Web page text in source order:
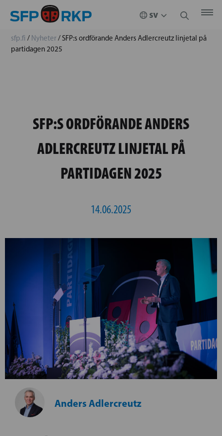
sfp.fi / Nyheter/ SFP:s ordförande Anders Adlercreutz linjetal på
partidagen 2025
SFP:S ORDFÖRANDE ANDERS
ADLERCREUTZ LINJETAL PÅ
PARTIDAGEN 2025
14.06.2025
Anders Adlercreutz